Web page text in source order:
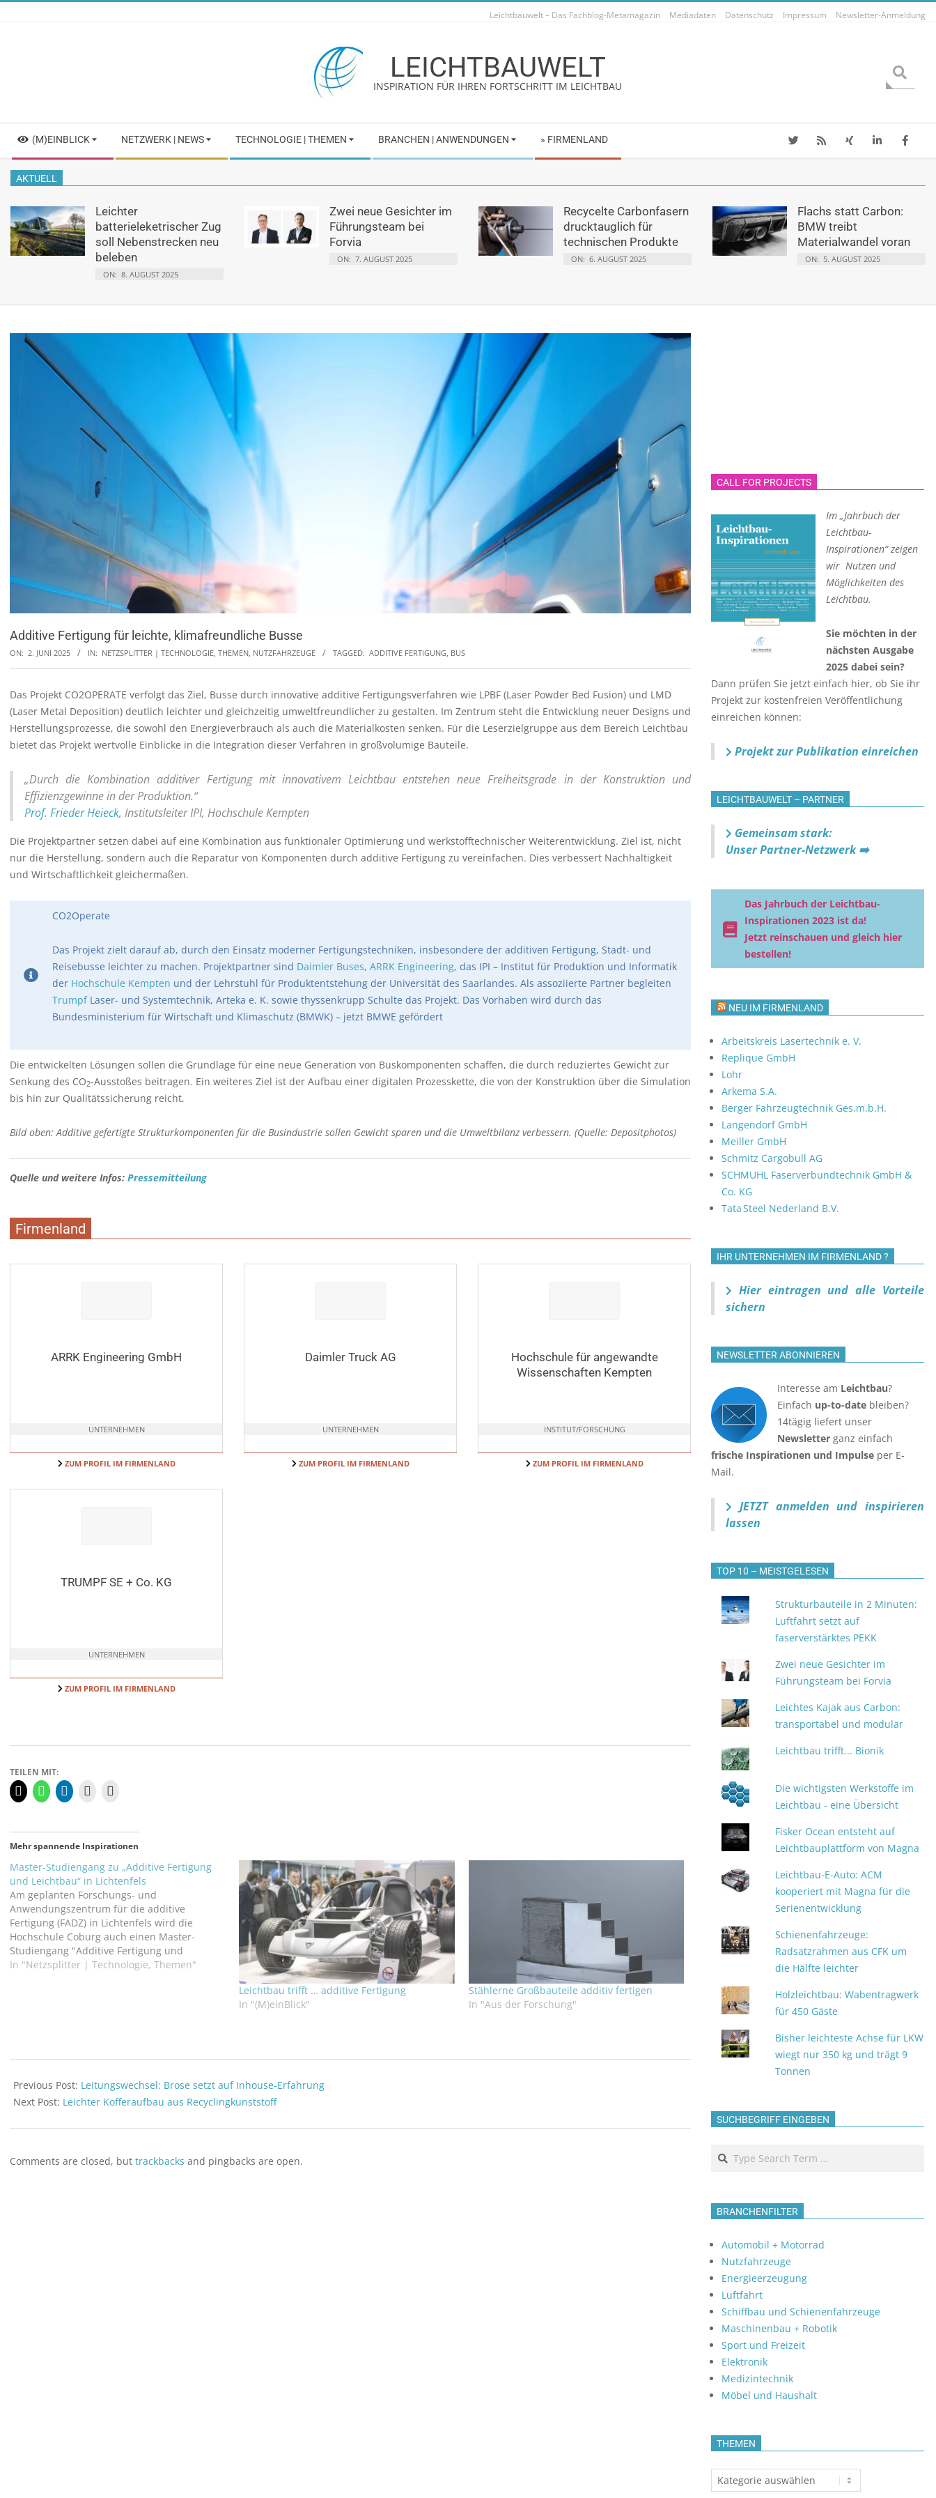
Leichtbauwelt – Das Fachblog-Metamagazin Mediadaten Datenschutz Impressum Newsletter-Anmeldung
LEICHTBAUWELT
INSPIRATION FÜR IHREN FORTSCHRITT IM LEICHTBAU
Navigation
Menu
(M)EINBLICK NETZWERK | NEWS TECHNOLOGIE | THEMEN BRANCHEN | ANWENDUNGEN » FIRMENLAND
AKTUELL
Leichter
batterieleketrischer Zug
soll Nebenstrecken neu
beleben
ON: 8. AUGUST 2025
Zwei neue Gesichter im
Führungsteam bei
Forvia
ON: 7. AUGUST 2025
Recycelte Carbonfasern
drucktauglich für
technischen Produkte
ON: 6. AUGUST 2025
Flachs statt Carbon:
BMW treibt
Materialwandel voran
ON: 5. AUGUST 2025
Additive Fertigung für leichte, klimafreundliche Busse
ON: 2. JUNI 2025 IN: NETZSPLITTER | TECHNOLOGIE, THEMEN NUTZFAHRZEUGE TAGGED: ADDITIVE FERTIGUNG BUS
Das Projekt CO2OPERATE verfolgt das Ziel, Busse durch innovative additive Fertigungsverfahren wie LPBF (Laser Powder Bed Fusion) und LMD
(Laser Metal Deposition) deutlich leichter und gleichzeitig umweltfreundlicher zu gestalten. Im Zentrum steht die Entwicklung neuer Designs und
Herstellungsprozesse, die sowohl den Energieverbrauch als auch die Materialkosten senken. Für die Leserzielgruppe aus dem Bereich Leichtbau
bietet das Projekt wertvolle Einblicke in die Integration dieser Verfahren in großvolumige Bauteile.
„Durch die Kombination additiver Fertigung mit innovativem Leichtbau entstehen neue Freiheitsgrade in der Konstruktion und
Effizienzgewinne in der Produktion.“
Prof. Frieder Heieck, Institutsleiter IPI, Hochschule Kempten
Die Projektpartner setzen dabei auf eine Kombination aus funktionaler Optimierung und werkstofftechnischer Weiterentwicklung. Ziel ist, nicht
nur die Herstellung, sondern auch die Reparatur von Komponenten durch additive Fertigung zu vereinfachen. Dies verbessert Nachhaltigkeit
und Wirtschaftlichkeit gleichermaßen.
CO2Operate
Das Projekt zielt darauf ab, durch den Einsatz moderner Fertigungstechniken, insbesondere der additiven Fertigung, Stadt- und
Reisebusse leichter zu machen. Projektpartner sind Daimler Buses, ARRK Engineering, das IPI – Institut für Produktion und Informatik
der Hochschule Kempten und der Lehrstuhl für Produktentstehung der Universität des Saarlandes. Als assoziierte Partner begleiten
TrumpfLaser- und Systemtechnik, Arteka e. K. sowie thyssenkrupp Schulte das Projekt. Das Vorhaben wird durch das
Bundesministerium für Wirtschaft und Klimaschutz (BMWK) – jetzt BMWE gefördert
Die entwickelten Lösungen sollen die Grundlage für eine neue Generation von Buskomponenten schaffen, die durch reduziertes Gewicht zur
Senkung des CO2-Ausstoßes beitragen. Ein weiteres Ziel ist der Aufbau einer digitalen Prozesskette, die von der Konstruktion über die Simulation
bis hin zur Qualitätssicherung reicht.
Bild oben: Additive gefertigte Strukturkomponenten für die Busindustrie sollen Gewicht sparen und die Umweltbilanz verbessern. (Quelle: Depositphotos)
Quelle und weitere Infos: Pressemitteilung
Firmenland
ARRK Engineering GmbH
UNTERNEHMEN
ZUM PROFIL IM FIRMENLAND
Daimler Truck AG
UNTERNEHMEN
ZUM PROFIL IM FIRMENLAND
Hochschule für angewandte
Wissenschaften Kempten
INSTITUT/FORSCHUNG
ZUM PROFIL IM FIRMENLAND
TRUMPF SE + Co. KG
UNTERNEHMEN
ZUM PROFIL IM FIRMENLAND
TEILEN MIT:
Mehr spannende Inspirationen
Master-Studiengang zu „Additive Fertigung
und Leichtbau“ in Lichtenfels
Am geplanten Forschungs- und
Anwendungszentrum für die additive
Fertigung (FADZ) in Lichtenfels wird die
Hochschule Coburg auch einen Master-
Studiengang "Additive Fertigung und
Leichtbau" einrichten. Dieser soll zunächst
In "Netzsplitter | Technologie, Themen"
Leichtbau trifft … additive Fertigung
In "(M)einBlick"
Stählerne Großbauteile additiv fertigen
In "Aus der Forschung"
06-
02
Previous Post: Leitungswechsel: Brose setzt auf Inhouse-Erfahrung
Next Post: Leichter Kofferaufbau aus Recyclingkunststoff
Comments are closed, but trackbacks and pingbacks are open.
CALL FOR PROJECTS
Im „Jahrbuch der
Leichtbau-
Inspirationen“ zeigen
wir Nutzen und
Möglichkeiten des
Leichtbau.
Sie möchten in der
nächsten Ausgabe
2025 dabei sein?
Dann prüfen Sie jetzt einfach hier, ob Sie ihr
Projekt zur kostenfreien Veröffentlichung
einreichen können:
Projekt zur Publikation einreichen
LEICHTBAUWELT – PARTNER
Gemeinsam stark:
Unser Partner-Netzwerk ➡️
Das Jahrbuch der Leichtbau-
Inspirationen 2023 ist da!
Jetzt reinschauen und gleich hier
bestellen!
NEU IM FIRMENLAND
Arbeitskreis Lasertechnik e. V.
Replique GmbH
Lohr
Arkema S.A.
Berger Fahrzeugtechnik Ges.m.b.H.
Langendorf GmbH
Meiller GmbH
Schmitz Cargobull AG
SCHMUHL Faserverbundtechnik GmbH &
Co. KG
Tata Steel Nederland B.V.
IHR UNTERNEHMEN IM FIRMENLAND ?
Hier eintragen und alle Vorteile
sichern
NEWSLETTER ABONNIEREN
Interesse am Leichtbau?
Einfach up-to-date bleiben?
14tägig liefert unser
Newsletter ganz einfach
frische Inspirationen und Impulse per E-
Mail.
JETZT anmelden und inspirieren
lassen
TOP 10 – MEISTGELESEN
Strukturbauteile in 2 Minuten:
Luftfahrt setzt auf
faserverstärktes PEKK
Zwei neue Gesichter im
Führungsteam bei Forvia
Leichtes Kajak aus Carbon:
transportabel und modular
Leichtbau trifft... Bionik
Die wichtigsten Werkstoffe im
Leichtbau - eine Übersicht
Fisker Ocean entsteht auf
Leichtbauplattform von Magna
Leichtbau-E-Auto: ACM
kooperiert mit Magna für die
Serienentwicklung
Schienenfahrzeuge:
Radsatzrahmen aus CFK um
die Hälfte leichter
Holzleichtbau: Wabentragwerk
für 450 Gäste
Bisher leichteste Achse für LKW
wiegt nur 350 kg und trägt 9
Tonnen
SUCHBEGRIFF EINGEBEN
Search
BRANCHENFILTER
Automobil + Motorrad
Nutzfahrzeuge
Energieerzeugung
Luftfahrt
Schiffbau und Schienenfahrzeuge
Maschinenbau + Robotik
Sport und Freizeit
Elektronik
Medizintechnik
Möbel und Haushalt
THEMEN
Themen